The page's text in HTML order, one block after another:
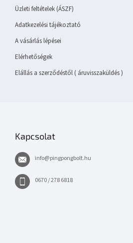
Üzleti feltételek (ÁSZF)
Adatkezelési tájékoztató
A vásárlás lépései
Elérhetőségek
Elállás a szerződéstől ( áruvisszaküldés )
Kapcsolat
info@pingpongbolt.hu
0670 / 278 6818